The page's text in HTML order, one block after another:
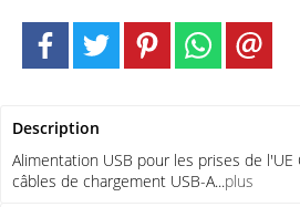
Description
Alimentation USB pour les prises de
câbles de chargement USB-A...plus